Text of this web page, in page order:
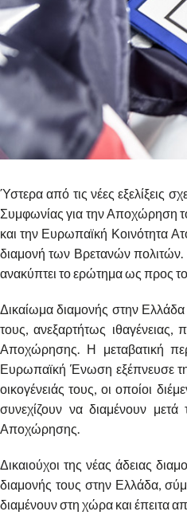
Ύστερα από τις νέες εξελίξεις
Συμφωνίας για την Αποχώρηση
και την Ευρωπαϊκή Κοινότητα
διαμονή των Βρετανών πολιτών.
ανακύπτει το ερώτημα ως προς
Δικαίωμα διαμονής στην Ελλάδα
τους, ανεξαρτήτως
Αποχώρησης. Η μεταβατική
Ευρωπαϊκή Ένωση εξέπνευσε
οικογένειάς τους, οι οποίοι
συνεχίζουν να διαμένουν
Αποχώρησης.
Δικαιούχοι της νέας άδειας
διαμονής τους στην Ελλάδα,
διαμένουν στη χώρα και έπειτα